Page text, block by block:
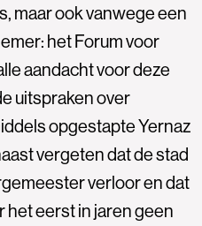
maar ook vanwege een
het Forum voor
aandacht voor deze
uitspraken over
opgestapte Yernaz
vergeten dat de stad
verloor en dat
het eerst in jaren geen